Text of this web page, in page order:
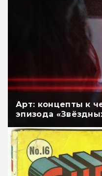
Арт: концепты к
эпизода